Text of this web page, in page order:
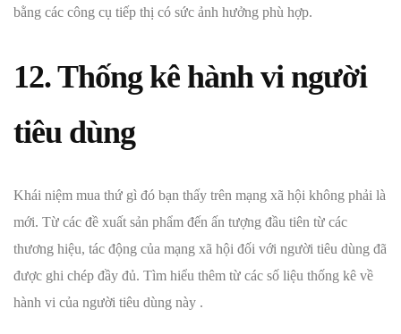
bằng các công cụ tiếp thị có sức ảnh hưởng phù hợp.
12. Thống kê hành vi người
tiêu dùng
Khái niệm mua thứ gì đó bạn thấy trên mạng xã hội không phải là
mới. Từ các đề xuất sản phẩm đến ấn tượng đầu tiên từ các
thương hiệu, tác động của mạng xã hội đối với người tiêu dùng đã
được ghi chép đầy đủ. Tìm hiểu thêm từ các số liệu thống kê về
hành vi của người tiêu dùng này .